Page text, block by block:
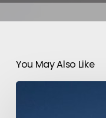
You May Also Like